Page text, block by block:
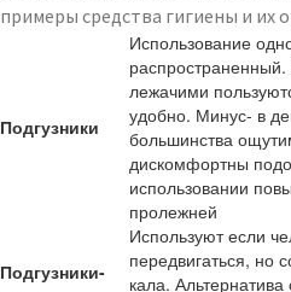
примеры средства гигиены и их
Подгузники
Использование
лежачими
удобно. Минус- в
большинства
дискомфортны
использовании
пролежней
Подгузники-
Используют если
передвигаться, но
кала.